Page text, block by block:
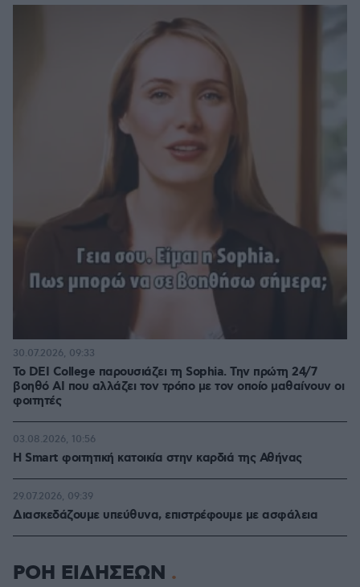
Το DEI College παρουσιάζει τη Sophia. Την πρώτη 24/7
βοηθό AI που αλλάζει τον τρόπο με τον οποίο μαθαίνουν οι
φοιτητές
30.07.2026, 09:33
Η Smart φοιτητική κατοικία στην καρδιά της Αθήνας
03.08.2026, 10:56
Διασκεδάζουμε υπεύθυνα, επιστρέφουμε με ασφάλεια
29.07.2026, 09:39
ΡΟΗ ΕΙΔΗΣΕΩΝ